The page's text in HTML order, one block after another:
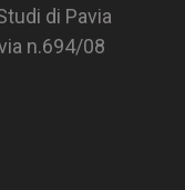
di Pavia
n.694/08